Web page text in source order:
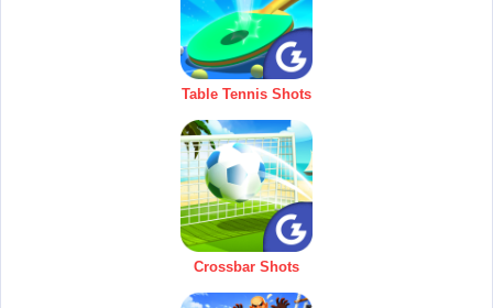
Table Tennis Shots
Crossbar Shots